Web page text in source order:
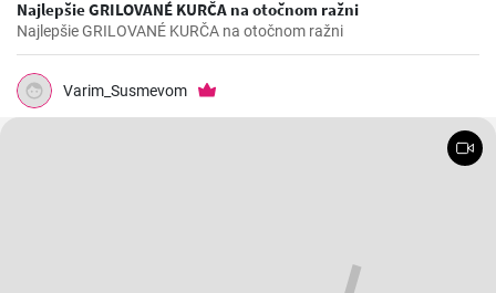
Najlepšie GRILOVANÉ KURČA na otočnom ražni
Najlepšie GRILOVANÉ KURČA na otočnom ražni
Varim_Susmevom